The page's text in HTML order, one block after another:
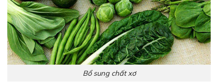
Bổ sung chất xơ